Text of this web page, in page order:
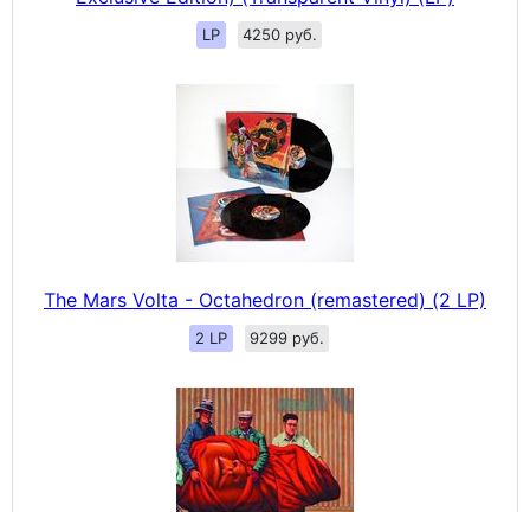
LP 4250 руб.
The Mars Volta - Octahedron (remastered) (2 LP)
2 LP 9299 руб.